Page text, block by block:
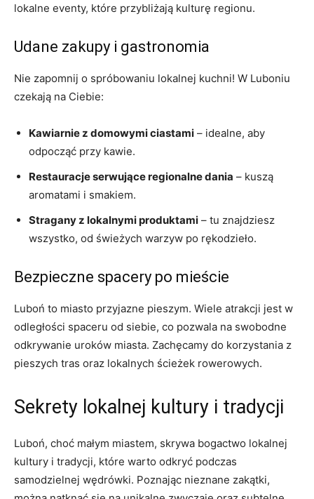
lokalne eventy, które przybliżają kulturę regionu.
Udane zakupy i gastronomia
Nie zapomnij o spróbowaniu lokalnej kuchni! W Luboniu
czekają na Ciebie:
Kawiarnie z domowymi ciastami – idealne, aby
odpocząć przy kawie.
Restauracje serwujące regionalne dania – kuszą
aromatami i smakiem.
Stragany z lokalnymi produktami – tu znajdziesz
wszystko, od świeżych warzyw po rękodzieło.
Bezpieczne spacery po mieście
Luboń to miasto przyjazne pieszym. Wiele atrakcji jest w
odległości spaceru od siebie, co pozwala na swobodne
odkrywanie uroków miasta. Zachęcamy do korzystania z
pieszych tras oraz lokalnych ścieżek rowerowych.
Sekrety lokalnej kultury i tradycji
Luboń, choć małym miastem, skrywa bogactwo lokalnej
kultury i tradycji, które warto odkryć podczas
samodzielnej wędrówki. Poznając nieznane zakątki,